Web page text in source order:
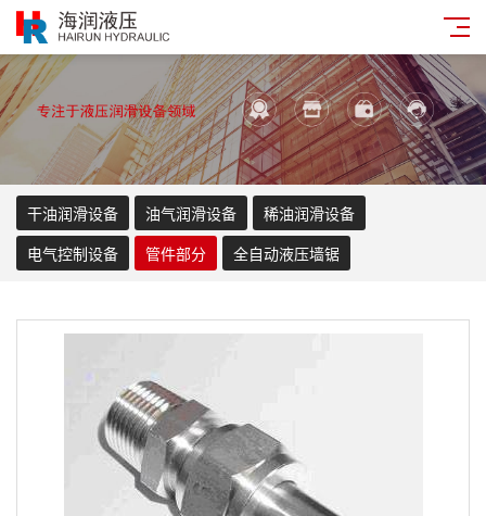
干油润滑设备 油气润滑设备
稀油润滑设备
电气控制设备
管件部分 全自动液压墙锯